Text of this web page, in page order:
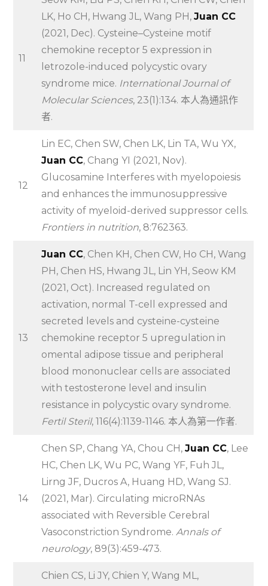
11
LK, Ho CH, Hwang JL, Wang PH,Juan CC
(2021, Dec). Cysteine–Cysteine motif
chemokine receptor 5 expression in
letrozole-induced polycystic ovary
syndrome mice. International Journal of
Molecular Sciences, 23(1):134. 本人為通訊作
者.
12
Lin EC, Chen SW, Chen LK, Lin TA, Wu YX,
Juan CC, Chang YI (2021, Nov).
Glucosamine Interferes with myelopoiesis
and enhances the immunosuppressive
activity of myeloid-derived suppressor cells.
Frontiers in nutrition, 8:762363.
13
Juan CC, Chen KH, Chen CW, Ho CH, Wang
PH, Chen HS, Hwang JL, Lin YH, Seow KM
(2021, Oct). Increased regulated on
activation, normal T-cell expressed and
secreted levels and cysteine-cysteine
chemokine receptor 5 upregulation in
omental adipose tissue and peripheral
blood mononuclear cells are associated
with testosterone level and insulin
resistance in polycystic ovary syndrome.
Fertil Steril, 116(4):1139-1146. 本人為第一作者.
14
Chen SP, Chang YA, Chou CH,Juan CC, Lee
HC, Chen LK, Wu PC, Wang YF, Fuh JL,
Lirng JF, Ducros A, Huang HD, Wang SJ.
(2021, Mar). Circulating microRNAs
associated with Reversible Cerebral
Vasoconstriction Syndrome.Annals of
neurology, 89(3):459-473.
Chien CS, Li JY, Chien Y, Wang ML,